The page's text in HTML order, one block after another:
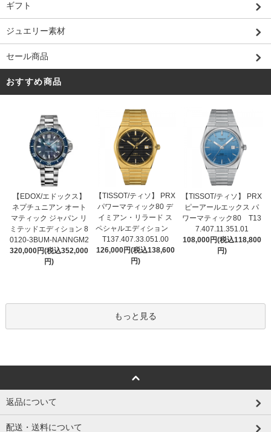
ギフト
ジュエリー素材
セール商品
おすすめ商品
【EDOX/エドックス】
ネプチュニアン オート
マティック ジャパン リ
ミテッドエディション 8
0120-3BUM-NANNGM2
320,000円(税込352,000
円)
【TISSOT/ティソ】 PRX
パワーマティック80 デ
イミアン・リラード ス
ペシャルエディション
T137.407.33.051.00
126,000円(税込138,600
円)
【TISSOT/ティソ】 PRX
ピーアールエックス パ
ワーマティック80 T13
7.407.11.351.01
108,000円(税込118,800
円)
もっと見る
返品について
配送・送料について